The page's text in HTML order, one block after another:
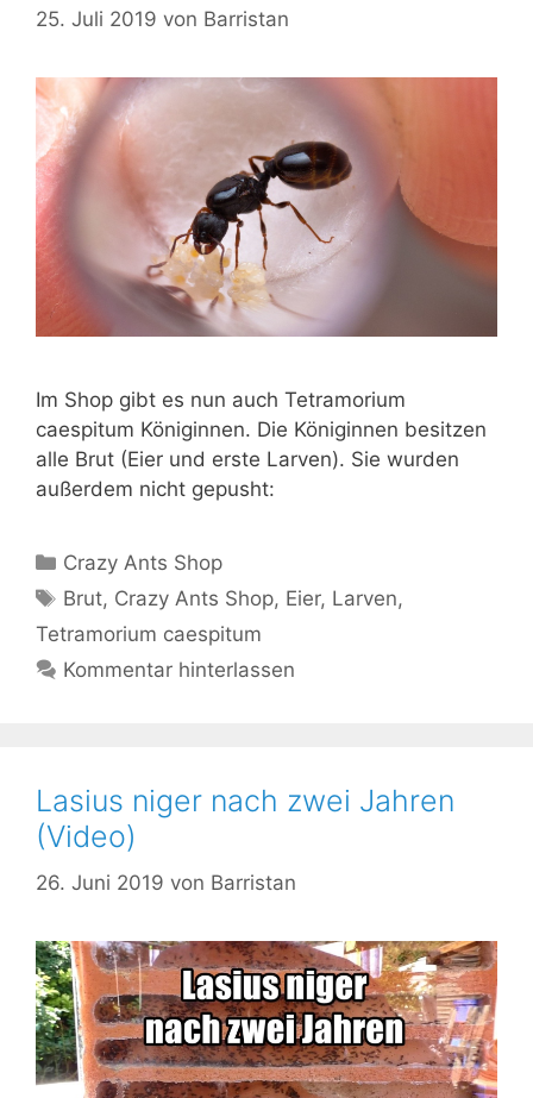
25. Juli 2019 von Barristan
Im Shop gibt es nun auch Tetramorium
caespitum Königinnen. Die Königinnen besitzen
alle Brut (Eier und erste Larven). Sie wurden
außerdem nicht gepusht:
Kategorien
Crazy Ants Shop
Schlagwörter
Brut, Crazy Ants Shop, Eier, Larven,
Tetramorium caespitum
Kommentar hinterlassen
Lasius niger nach zwei Jahren
(Video)
26. Juni 2019 von Barristan